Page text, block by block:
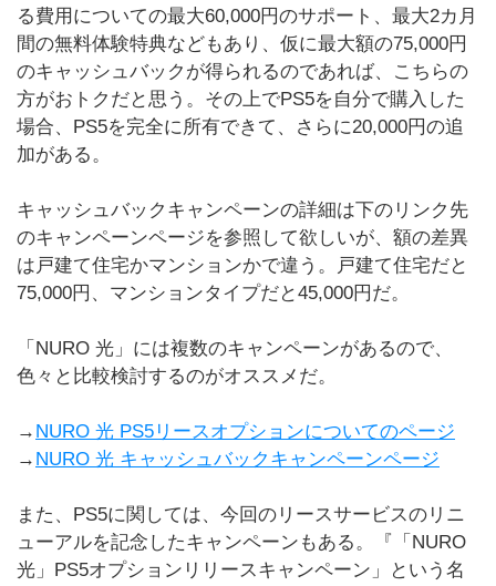
る費用についての最大60,000円のサポート、最大2カ月
間の無料体験特典などもあり、仮に最大額の75,000円
のキャッシュバックが得られるのであれば、こちらの
方がおトクだと思う。その上でPS5を自分で購入した
場合、PS5を完全に所有できて、さらに20,000円の追
加がある。
キャッシュバックキャンペーンの詳細は下のリンク先
のキャンペーンページを参照して欲しいが、額の差異
は戸建て住宅かマンションかで違う。戸建て住宅だと
75,000円、マンションタイプだと45,000円だ。
「NURO 光」には複数のキャンペーンがあるので、
色々と比較検討するのがオススメだ。
→ NURO 光 PS5リースオプションについてのページ
→ NURO 光 キャッシュバックキャンペーンページ
また、PS5に関しては、今回のリースサービスのリニ
ューアルを記念したキャンペーンもある。『「NURO
光」PS5オプションリリースキャンペーン」という名